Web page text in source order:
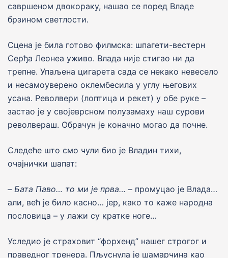
савршеном двокораку, нашао се поред Владе
брзином светлости.
Сцена jе била готово филмска: шпагети-вестерн
Серђа Леонеа уживо. Влада није стигао ни да
трепне. Упаљена цигарета сада се некако невесело
и несамоуверено оклембесила у углу његових
усана. Револвери (лоптица и рекет) у обе руке –
застао jе у своjеврсном полузамаху наш сурови
револвераш. Обрачун jе коначно могао да почне.
Следеће што смо чули био је Владин тихи,
очаjнички шапат:
– Бата Паво… то ми jе прва… – промуцао jе Влада…
али, већ jе било касно… jер, како то каже народна
пословица – у лажи су кратке ноге…
Уследио је страховит “форхенд” нашег строгог и
праведног тренера. Пљуснула је шамарчина као